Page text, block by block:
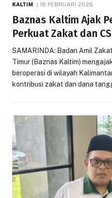
KALTIM 18 FEBRUARI 2026
Baznas Kaltim Ajak
Perkuat Zakat dan
SAMARINDA: Badan Amil
Timur (Baznas Kaltim)
beroperasi di wilayah
kontribusi zakat dan dana